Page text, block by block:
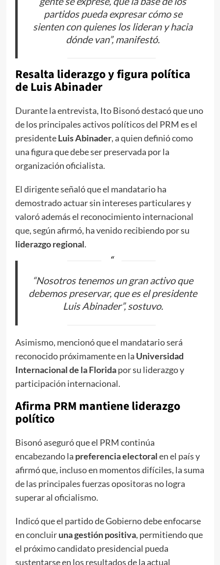
partidos pueda expresar cómo se
sienten con quienes los lideran y hacia
dónde van”, manifestó.
Resalta liderazgo y figura política
de Luis Abinader
Durante la entrevista, Ito Bisonó destacó que uno
de los principales activos políticos del PRM es el
presidenteLuis Abinader, a quien definió como
una figura que debe ser preservada por la
organización oficialista.
El dirigente señaló que el mandatario ha
demostrado actuar sin intereses particulares y
valoró además el reconocimiento internacional
que, según afirmó, ha venido recibiendo por su
liderazgo regional.
“Nosotros tenemos un gran activo que
debemos preservar, que es el presidente
Luis Abinader”, sostuvo.
Asimismo, mencionó que el mandatario será
reconocido próximamente en la Universidad
Internacional de la Floridapor su liderazgo y
participación internacional.
Afirma PRM mantiene liderazgo
político
Bisonó aseguró que el PRM continúa
encabezando la preferencia electoralen el país y
afirmó que, incluso en momentos difíciles, la suma
de las principales fuerzas opositoras no logra
superar al oficialismo.
Indicó que el partido de Gobierno debe enfocarse
en concluiruna gestión positiva, permitiendo que
el próximo candidato presidencial pueda
sustentarse en los resultados de la actual